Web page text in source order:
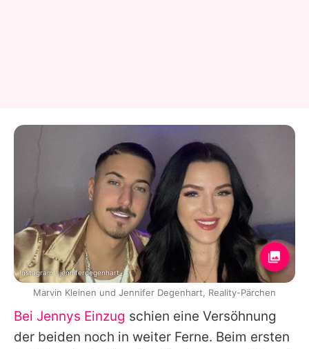
Bei Jennys Einzug schien eine Versöhnung
der beiden noch in weiter Ferne. Beim ersten
Instagram / jenniferdegenhart_
Marvin Kleinen und Jennifer Degenhart, Reality-Pärchen